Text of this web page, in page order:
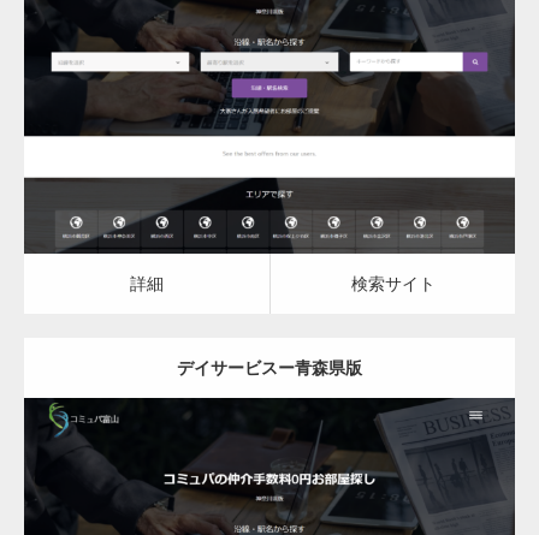
更新日： 2023.03.09
デイサービス
詳細 検索サイト
詳細 検索サイト
デイサービスー青森県版
更新日： 2023.03.09